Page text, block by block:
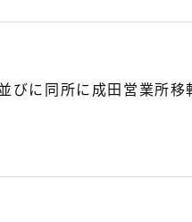
びに同所に成田営業所移